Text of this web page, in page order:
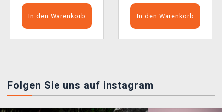
In den Warenkorb In den Warenkorb
Folgen Sie uns auf instagram